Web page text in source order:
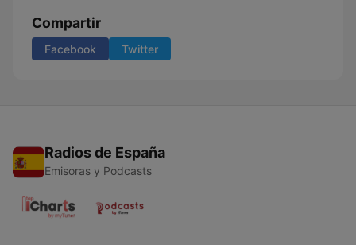
Compartir
Facebook Twitter
Radios de España
Emisoras y Podcasts